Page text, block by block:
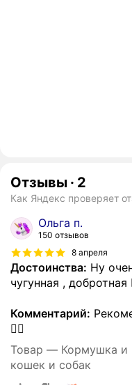
Отзывы · 2
Как Яндекс проверяет
Ольга п.
150 отзывов
8 апреля
Достоинства: Ну
чугунная , добротная
Комментарий:
👍🏻
Товар — Кормушка и
кошек и собак